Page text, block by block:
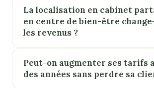
La localisation en cabinet
en centre de bien-être
les revenus ?
Peut-on augmenter ses tarifs
des années sans perdre sa